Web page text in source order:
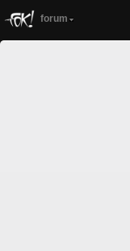
forum